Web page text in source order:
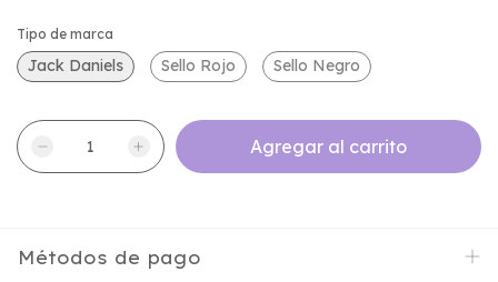
Tipo de marca
Jack Daniels Sello Rojo Sello Negro
Métodos de pago